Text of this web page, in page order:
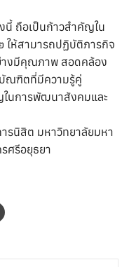
ถือเป็นก้าวสำคัญใน
ให้สามารถปฏิบัติภารกิจ
างมีคุณภาพ สอดคล้อง
ณฑิตที่มีความรู้คู่
นการพัฒนาสังคมและ
รนิสิต มหาวิทยาลัยมหา
ศรีอยุธยา